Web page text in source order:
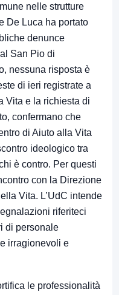
nelle strutture
De Luca ha portato
denunce
San Pio di
nessuna risposta è
di ieri registrate a
Vita e la richiesta di
confermano che
di Aiuto alla Vita
ideologico tra
è contro. Per questi
con la Direzione
Vita. L’UdC intende
riferiteci
di personale
irragionevoli e
le professionalità